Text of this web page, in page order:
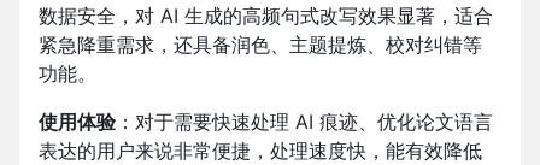
数据安全，对 AI 生成的高频句式改写效果显著，适合
紧急降重需求，还具备润色、主题提炼、校对纠错等
功能。
使用体验：对于需要快速处理 AI 痕迹、优化论文语言
表达的用户来说非常便捷，处理速度快，能有效降低